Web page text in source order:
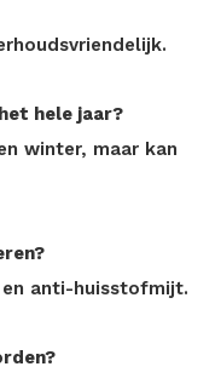
hele jaar?
winter, maar kan
anti-huisstofmijt.